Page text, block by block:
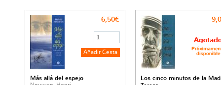
Más allá del espejo
6,50€
Los cinco minutos de la